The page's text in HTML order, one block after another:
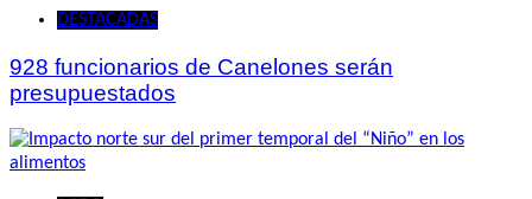
DESTACADAS
928 funcionarios de Canelones serán
presupuestados